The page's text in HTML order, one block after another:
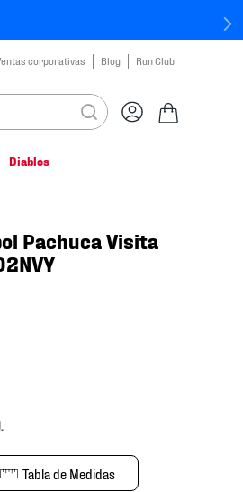
corporativas Blog Run Club
Diablos
Pachuca Visita
Tabla de Medidas